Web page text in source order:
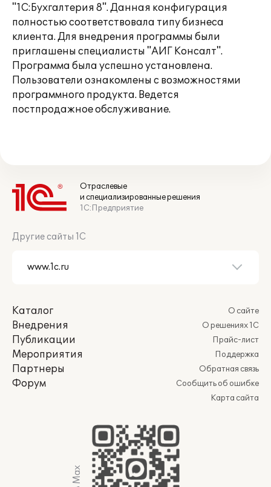
"1С:Бухгалтерия 8". Данная конфигурация
полностью соответствовала типу бизнеса
клиента. Для внедрения программы были
приглашены специалисты "АИГ Консалт".
Программа была успешно установлена.
Пользователи ознакомлены с возможностями
программного продукта. Ведется
постпродажное обслуживание.
Отраслевые
и специализированные решения
1С:Предприятие
Другие сайты 1С
Каталог
Внедрения
Публикации
Мероприятия
Партнеры
Форум
О сайте
О решениях 1С
Прайс-лист
Поддержка
Обратная связь
Сообщить об ошибке
Карта сайта